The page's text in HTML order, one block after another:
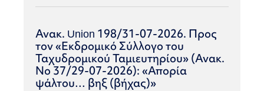
Ανακ. Union 198/31-07-2026. Προς
τον «Εκδρομικό Σύλλογο του
Ταχυδρομικού Ταμιευτηρίου» (Ανακ.
Νο 37/29-07-2026): «Απορία
ψάλτου… βηξ (βήχας)»